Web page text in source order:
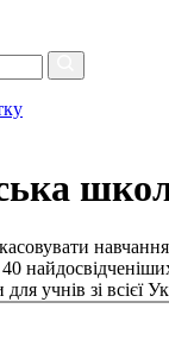
учнів зі всієї